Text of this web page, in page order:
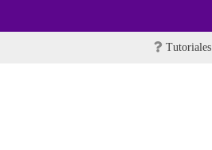
Tutoriales